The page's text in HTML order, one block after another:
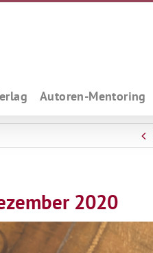
Autoren-Mentoring
2020